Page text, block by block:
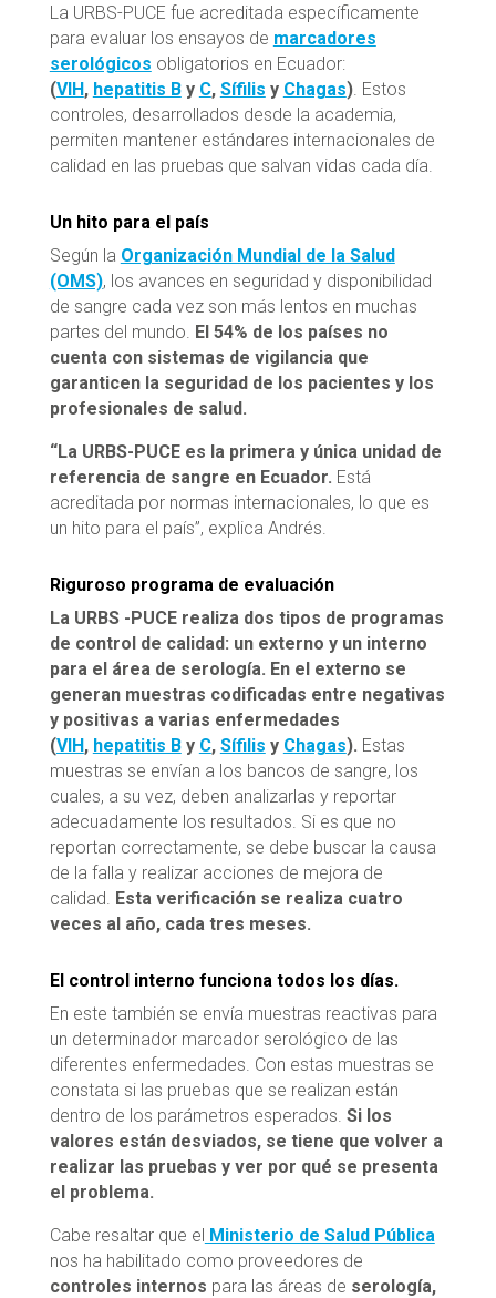
La URBS-PUCE fue acreditada específicamente
para evaluar los ensayos de marcadores
serológicos obligatorios en Ecuador:
(VIH, hepatitis By C, Sífilis y Chagas). Estos
controles, desarrollados desde la academia,
permiten mantener estándares internacionales de
calidad en las pruebas que salvan vidas cada día.
Un hito para el país
Según la Organización Mundial de la Salud
(OMS), los avances en seguridad y disponibilidad
de sangre cada vez son más lentos en muchas
partes del mundo. El 54% de los países no
cuenta con sistemas de vigilancia que
garanticen la seguridad de los pacientes y los
profesionales de salud.
“La URBS-PUCE es la primera y única unidad de
referencia de sangre en Ecuador. Está
acreditada por normas internacionales, lo que es
un hito para el país”, explica Andrés.
Riguroso programa de evaluación
La URBS -PUCE realiza dos tipos de programas
de control de calidad: un externo y un interno
para el área de serología. En el externo se
generan muestras codificadas entre negativas
y positivas a varias enfermedades
(VIH, hepatitis By C, Sífilis y Chagas). Estas
muestras se envían a los bancos de sangre, los
cuales, a su vez, deben analizarlas y reportar
adecuadamente los resultados. Si es que no
reportan correctamente, se debe buscar la causa
de la falla y realizar acciones de mejora de
calidad. Esta verificación se realiza cuatro
veces al año, cada tres meses.
El control interno funciona todos los días.
En este también se envía muestras reactivas para
un determinador marcador serológico de las
diferentes enfermedades. Con estas muestras se
constata si las pruebas que se realizan están
dentro de los parámetros esperados. Si los
valores están desviados, se tiene que volver a
realizar las pruebas y ver por qué se presenta
el problema.
Cabe resaltar que el Ministerio de Salud Pública
nos ha habilitado como proveedores de
controles internos para las áreas de serología,